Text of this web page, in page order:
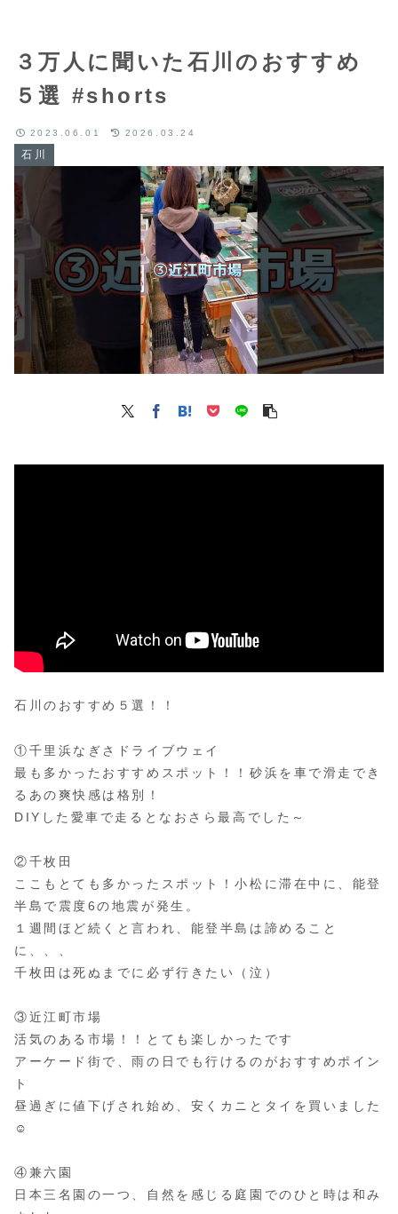
３万人に聞いた石川のおすすめ
５選 #shorts
石川
2023.06.01 2026.03.24
石川のおすすめ５選！！
①千里浜なぎさドライブウェイ
最も多かったおすすめスポット！！砂浜を車で滑走でき
るあの爽快感は格別！
DIYした愛車で走るとなおさら最高でした～
②千枚田
ここもとても多かったスポット！小松に滞在中に、能登
半島で震度6の地震が発生。
１週間ほど続くと言われ、能登半島は諦めること
に、、、
千枚田は死ぬまでに必ず行きたい（泣）
③近江町市場
活気のある市場！！とても楽しかったです
アーケード街で、雨の日でも行けるのがおすすめポイン
ト
昼過ぎに値下げされ始め、安くカニとタイを買いました
☺️
④兼六園
日本三名園の一つ、自然を感じる庭園でのひと時は和み